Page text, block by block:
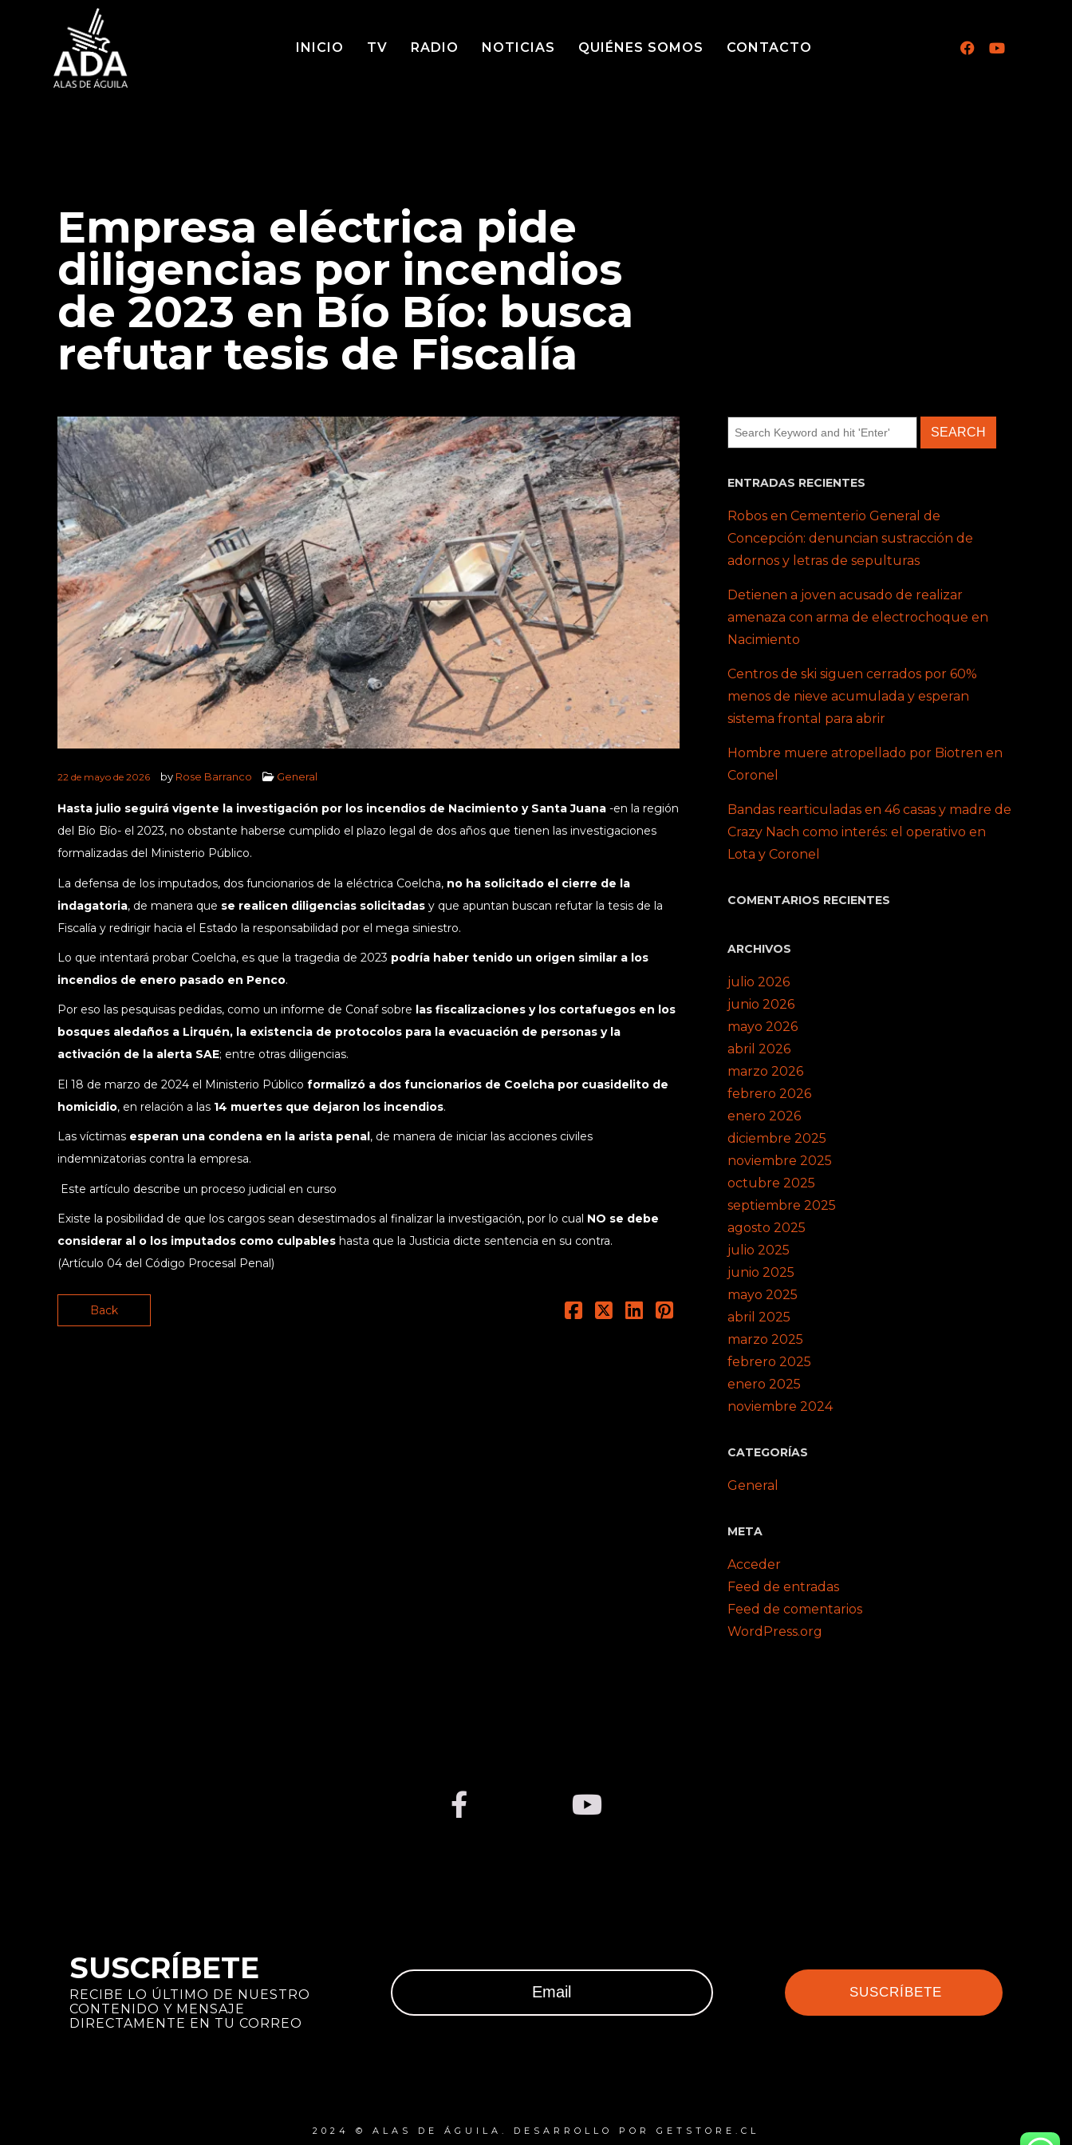
INICIO TV RADIO NOTICIAS QUIÉNES SOMOS CONTACTO
Empresa eléctrica pide
diligencias por incendios
de 2023 en Bío Bío: busca
refutar tesis de Fiscalía
22 de mayo de 2026 by Rose Barranco General
Hasta julio seguirá vigente la investigación por los incendios de Nacimiento y Santa Juana -en la región
del Bío Bío- el 2023, no obstante haberse cumplido el plazo legal de dos años que tienen las investigaciones
formalizadas del Ministerio Público.
La defensa de los imputados, dos funcionarios de la eléctrica Coelcha, no ha solicitado el cierre de la
indagatoria, de manera que se realicen diligencias solicitadas y que apuntan buscan refutar la tesis de la
Fiscalía y redirigir hacia el Estado la responsabilidad por el mega siniestro.
Lo que intentará probar Coelcha, es que la tragedia de 2023 podría haber tenido un origen similar a los
incendios de enero pasado en Penco.
Por eso las pesquisas pedidas, como un informe de Conaf sobre las fiscalizaciones y los cortafuegos en los
bosques aledaños a Lirquén, la existencia de protocolos para la evacuación de personas y la
activación de la alerta SAE; entre otras diligencias.
El 18 de marzo de 2024 el Ministerio Público formalizó a dos funcionarios de Coelcha por cuasidelito de
homicidio, en relación a las 14 muertes que dejaron los incendios.
Las víctimas esperan una condena en la arista penal, de manera de iniciar las acciones civiles
indemnizatorias contra la empresa.
Este artículo describe un proceso judicial en curso
Existe la posibilidad de que los cargos sean desestimados al finalizar la investigación, por lo cual NO se debe
considerar al o los imputados como culpables hasta que la Justicia dicte sentencia en su contra.
(Artículo 04 del Código Procesal Penal)
Back
ENTRADAS RECIENTES
Robos en Cementerio General de
Concepción: denuncian sustracción de
adornos y letras de sepulturas
Detienen a joven acusado de realizar
amenaza con arma de electrochoque en
Nacimiento
Centros de ski siguen cerrados por 60%
menos de nieve acumulada y esperan
sistema frontal para abrir
Hombre muere atropellado por Biotren en
Coronel
Bandas rearticuladas en 46 casas y madre de
Crazy Nach como interés: el operativo en
Lota y Coronel
COMENTARIOS RECIENTES
ARCHIVOS
julio 2026
junio 2026
mayo 2026
abril 2026
marzo 2026
febrero 2026
enero 2026
diciembre 2025
noviembre 2025
octubre 2025
septiembre 2025
agosto 2025
julio 2025
junio 2025
mayo 2025
abril 2025
marzo 2025
febrero 2025
enero 2025
noviembre 2024
CATEGORÍAS
General
META
Acceder
Feed de entradas
Feed de comentarios
WordPress.org
SUSCRÍBETE
RECIBE LO ÚLTIMO DE NUESTRO
CONTENIDO Y MENSAJE
DIRECTAMENTE EN TU CORREO
SUSCRÍBETE
2024 © ALAS DE ÁGUILA. DESARROLLO POR GETSTORE.CL